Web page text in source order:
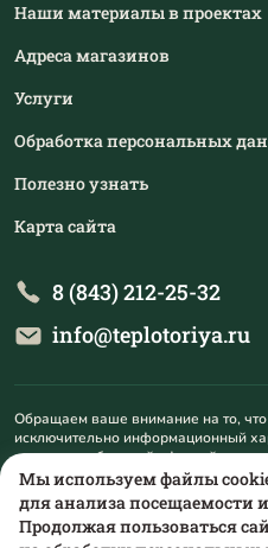
Наши материалы в проектах
Адреса магазинов
Услуги
Обработка персональных
Полезно узнать
Карта сайта
8 (843) 212-25-32
info@teplotoriya.ru
Обращаем ваше внимание на то, что
исключительно информационный
является публичной офертой,
статьи 437 Гражданского кодекса
получения подробной информации
товаров и (или) услуг, пожалуйста,
Мы используем файлы
для анализа посещаемости
Продолжая пользоваться